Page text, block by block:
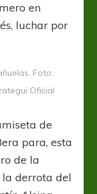
en
luchar por
Foto:
Oficial
de
para, esta
de la
la derrota del